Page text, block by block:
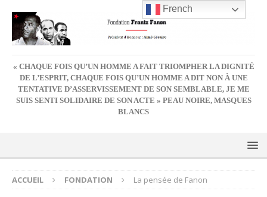
« CHAQUE FOIS QU’UN HOMME A FAIT TRIOMPHER LA DIGNITÉ
DE L’ESPRIT, CHAQUE FOIS QU’UN HOMME A DIT NON À UNE
TENTATIVE D’ASSERVISSEMENT DE SON SEMBLABLE, JE ME
SUIS SENTI SOLIDAIRE DE SON ACTE » PEAU NOIRE, MASQUES
BLANCS
ACCUEIL FONDATION La pensée de Fanon
French